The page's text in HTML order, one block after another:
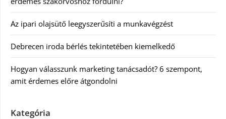
Az ipari olajsütő leegyszerűsíti a munkavégzést
Debrecen iroda bérlés tekintetében kiemelkedő
Hogyan válasszunk marketing tanácsadót? 6 szempont,
amit érdemes előre átgondolni
Kategória